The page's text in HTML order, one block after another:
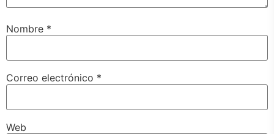
Nombre *
Correo electrónico *
Web